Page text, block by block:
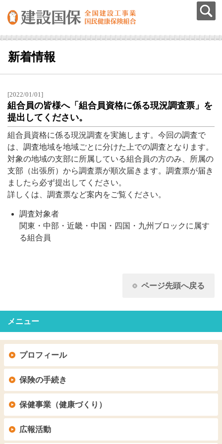
新着情報
[2022/01/01]
組合員の皆様へ「組合員資格に係る現況調査票」を
提出してください。
組合員資格に係る現況調査を実施します。今回の調査で
は、調査地域を地域ごとに分けた上での調査となります。
対象の地域の支部に所属している組合員の方のみ、所属の
支部（出張所）から調査票が順次届きます。調査票が届き
ましたら必ず提出してください。
詳しくは、調査票など案内をご覧ください。
調査対象者
関東・中部・近畿・中国・四国・九州ブロックに属す
る組合員
ページ先頭へ戻る
メニュー
プロフィール
保険の手続き
保健事業（健康づくり）
広報活動